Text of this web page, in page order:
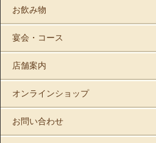
お飲み物
宴会・コース
店舗案内
オンラインショップ
お問い合わせ